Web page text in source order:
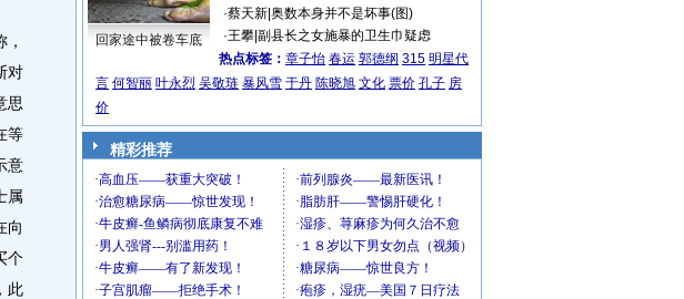
对
思
等
意
属
向
个
此
回家途中被卷车底
·蔡天新| 奥数本身并不是坏事(图)
·王攀| 副县长之女施暴的卫生巾疑虑
热点标签： 章子怡 春运 郭德纲 315 明星代
言 何智丽 叶永烈 吴敬琏 暴风雪 于丹 陈晓旭 文化 票价 孔子 房
价
精彩推荐